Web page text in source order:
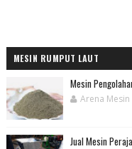
MESIN RUMPUT LAUT
Mesin
Arena Mesin
Jual Mesin